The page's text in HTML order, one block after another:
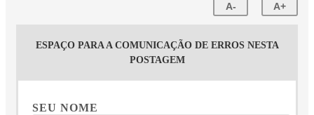
A- A+
ESPAÇO PARA A COMUNICAÇÃO DE ERROS NESTA
POSTAGEM
SEU NOME